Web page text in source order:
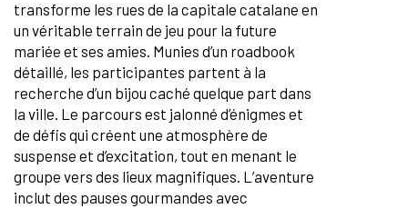
transforme les rues de la capitale catalane en
un véritable terrain de jeu pour la future
mariée et ses amies. Munies d’un roadbook
détaillé, les participantes partent à la
recherche d’un bijou caché quelque part dans
la ville. Le parcours est jalonné d’énigmes et
de défis qui créent une atmosphère de
suspense et d’excitation, tout en menant le
groupe vers des lieux magnifiques. L’aventure
inclut des pauses gourmandes avec